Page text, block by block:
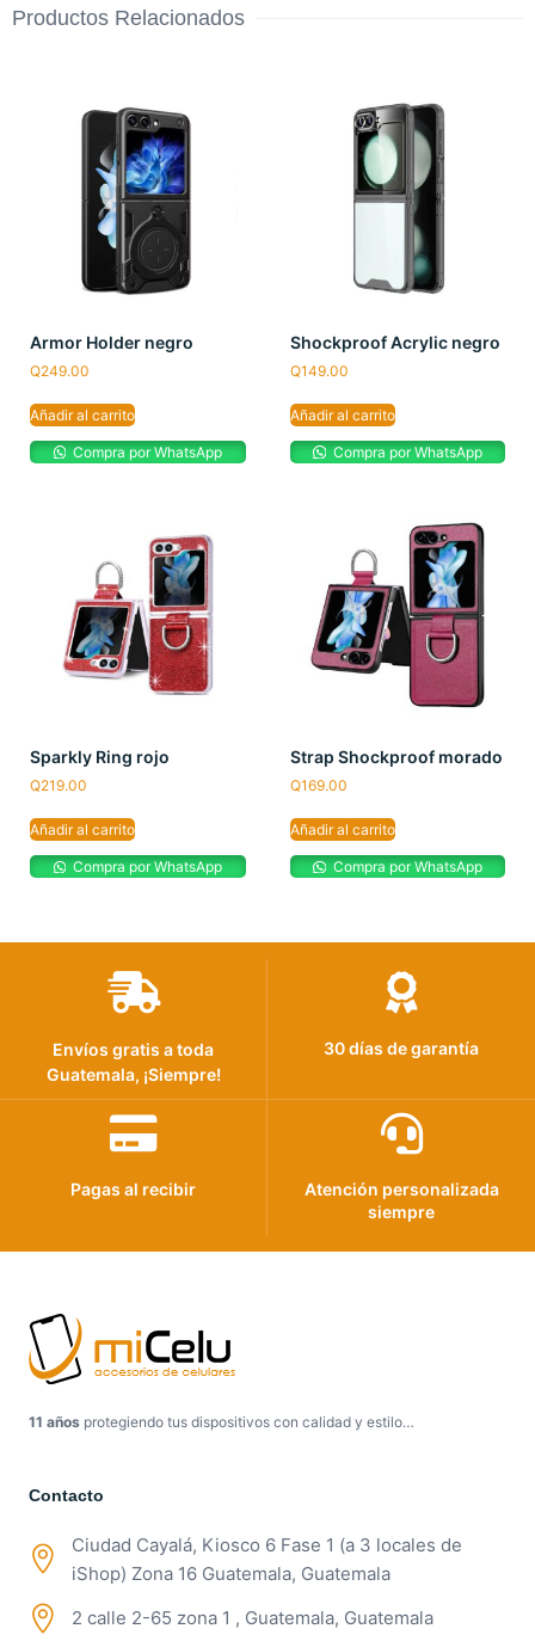
Productos Relacionados
Armor Holder negro
Q249.00
Añadir al carrito
Compra por WhatsApp
Shockproof Acrylic negro
Q149.00
Añadir al carrito
Compra por WhatsApp
Sparkly Ring rojo
Q219.00
Añadir al carrito
Compra por WhatsApp
Strap Shockproof morado
Q169.00
Añadir al carrito
Compra por WhatsApp
Envíos gratis a toda
Guatemala, ¡Siempre!
30 días de garantía
Pagas al recibir
Atención personalizada
siempre
11 años protegiendo tus dispositivos con calidad y estilo…
Contacto
Ciudad Cayalá, Kiosco 6 Fase 1 (a 3 locales de
iShop) Zona 16 Guatemala, Guatemala
2 calle 2-65 zona 1 , Guatemala, Guatemala